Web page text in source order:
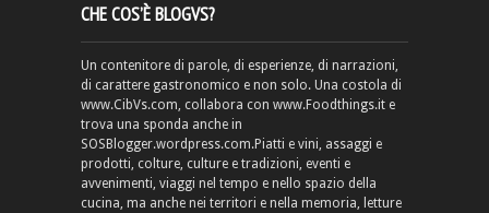
CHE COS’È BLOGVS?
Un contenitore di parole, di esperienze, di narrazioni,
di carattere gastronomico e non solo. Una costola di
www.CibVs.com, collabora con www.Foodthings.it e
trova una sponda anche in
SOSBlogger.wordpress.com.Piatti e vini, assaggi e
prodotti, colture, culture e tradizioni, eventi e
avvenimenti, viaggi nel tempo e nello spazio della
cucina, ma anche nei territori e nella memoria, letture